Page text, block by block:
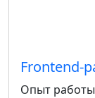
Frontend-
Опыт